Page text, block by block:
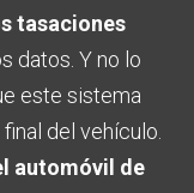
tasaciones
datos. Y no lo
este sistema
del vehículo.
automóvil de